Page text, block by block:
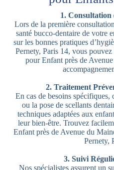
1. Consultation
Lors de la première
santé bucco-dentaire de votre
sur les bonnes pratiques
Pernety, Paris 14, vous
pour Enfant près de
2. Traitement
En cas de besoins spécifiques,
ou la pose de scellants
techniques adaptées aux
leur bien-être. Trouvez
Enfant près de Avenue du
Pernety,
3. Suivi
Nos spécialistes assurent un